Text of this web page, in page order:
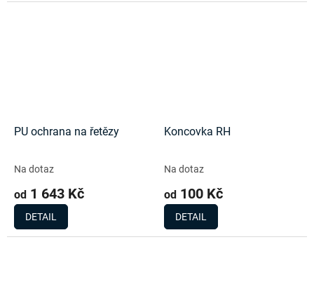
PU ochrana na řetězy
Na dotaz
od 1 643 Kč
DETAIL
Koncovka RH
Na dotaz
od 100 Kč
DETAIL